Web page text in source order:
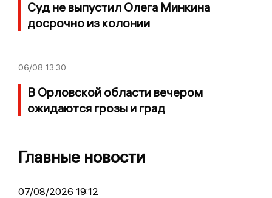
Суд не выпустил Олега Минкина
досрочно из колонии
06/08 13:30
В Орловской области вечером
ожидаются грозы и град
Главные новости
07/08/2026 19:12